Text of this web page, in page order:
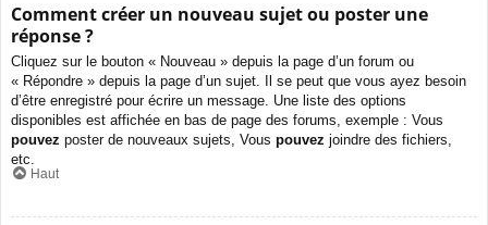
Comment créer un nouveau sujet ou poster une
réponse ?
Cliquez sur le bouton « Nouveau » depuis la page d’un forum ou
« Répondre » depuis la page d’un sujet. Il se peut que vous ayez besoin
d’être enregistré pour écrire un message. Une liste des options
disponibles est affichée en bas de page des forums, exemple : Vous
pouvez poster de nouveaux sujets, Vous pouvez joindre des fichiers,
etc.
Haut